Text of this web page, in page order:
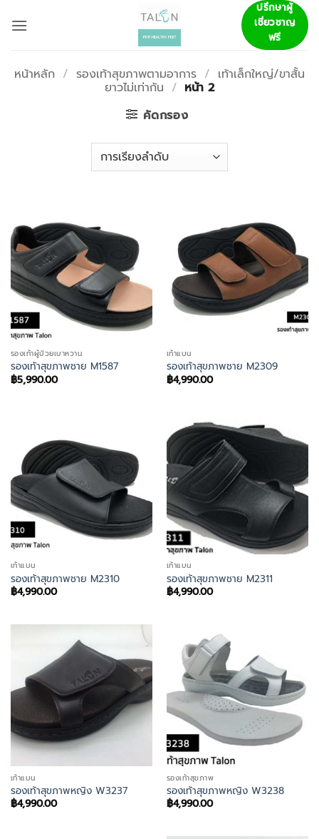
ปรึกษาผู้
เชี่ยวชาญ
ฟรี
หน้าหลัก / รองเท้าสุขภาพตามอาการ / เท้าเล็กใหญ่/ขาสั้น
ยาวไม่เท่ากัน / หน้า 2
คัดกรอง
รองเท้าผู้ป่วยเบาหวาน
รองเท้าสุขภาพชาย M1587
฿5,990.00
เท้าแบน
รองเท้าสุขภาพชาย M2309
฿4,990.00
เท้าแบน
รองเท้าสุขภาพชาย M2310
฿4,990.00
เท้าแบน
รองเท้าสุขภาพชาย M2311
฿4,990.00
เท้าแบน
รองเท้าสุขภาพหญิง W3237
฿4,990.00
รองเท้าสุขภาพ
รองเท้าสุขภาพหญิง W3238
฿4,990.00